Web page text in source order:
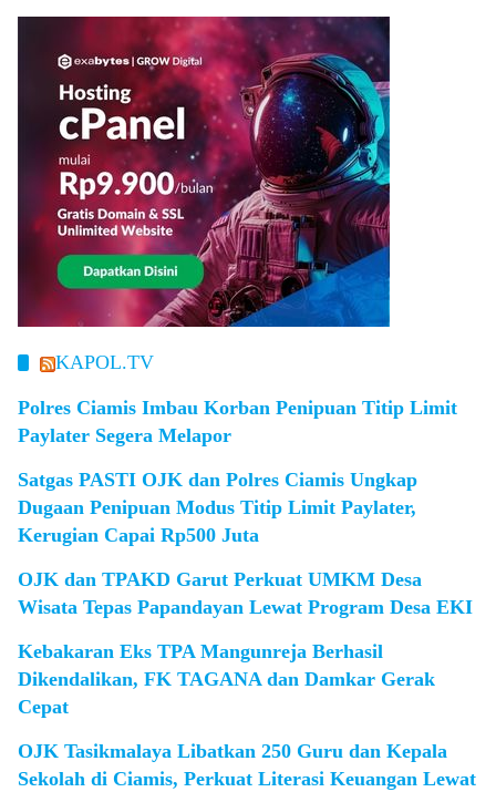
KAPOL.TV
Polres Ciamis Imbau Korban Penipuan Titip Limit
Paylater Segera Melapor
Satgas PASTI OJK dan Polres Ciamis Ungkap
Dugaan Penipuan Modus Titip Limit Paylater,
Kerugian Capai Rp500 Juta
OJK dan TPAKD Garut Perkuat UMKM Desa
Wisata Tepas Papandayan Lewat Program Desa EKI
Kebakaran Eks TPA Mangunreja Berhasil
Dikendalikan, FK TAGANA dan Damkar Gerak
Cepat
OJK Tasikmalaya Libatkan 250 Guru dan Kepala
Sekolah di Ciamis, Perkuat Literasi Keuangan Lewat